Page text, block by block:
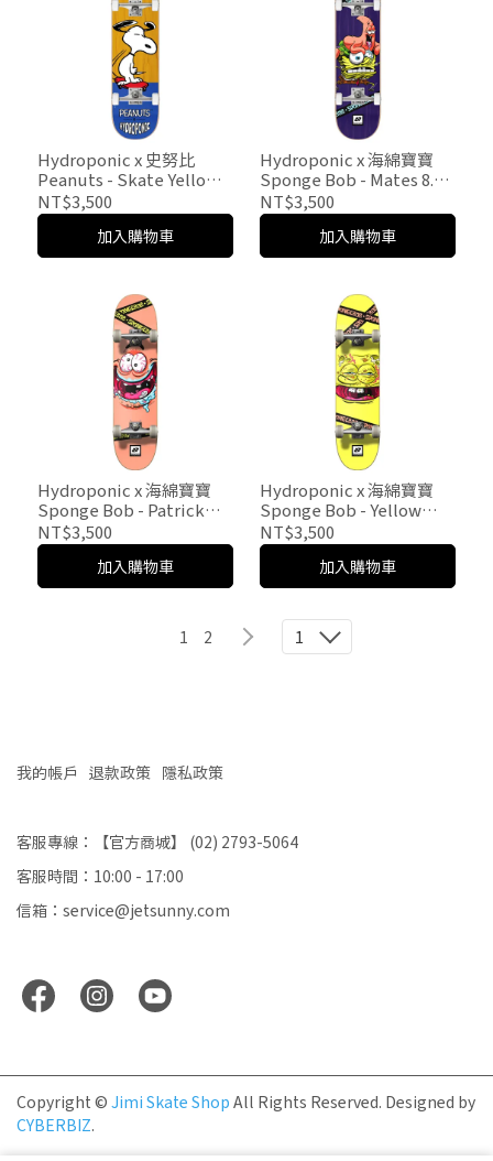
Hydroponic x 史努比
Peanuts - Skate Yellow
8.0" 整組
NT$3,500
加入購物車
Hydroponic x 海綿寶寶
Sponge Bob - Mates 8.0"
整組
NT$3,500
加入購物車
Hydroponic x 海綿寶寶
Sponge Bob - Patrick
Star 8.125" 整組
NT$3,500
加入購物車
Hydroponic x 海綿寶寶
Sponge Bob - Yellow
Sponge Bob 8.0" 整組
NT$3,500
加入購物車
1 2 1
我的帳戶 退款政策 隱私政策
客服專線：【官方商城】 (02) 2793-5064
客服時間：10:00 - 17:00
信箱：service@jetsunny.com
Copyright © Jimi Skate Shop All Rights Reserved. Designed by
CYBERBIZ.